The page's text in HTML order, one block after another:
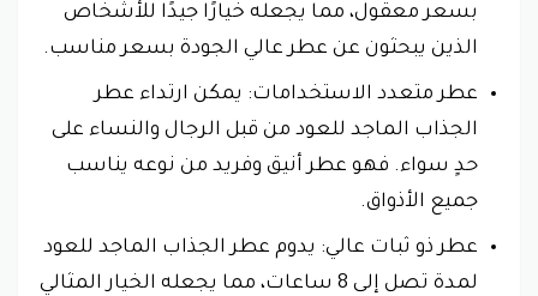
بسعر معقول، مما يجعله خيارًا جيدًا للأشخاص
الذين يبحثون عن عطر عالي الجودة بسعر مناسب.
عطر متعدد الاستخدامات: يمكن ارتداء عطر
الجذاب الماجد للعود من قبل الرجال والنساء على
حدٍ سواء. فهو عطر أنيق وفريد من نوعه يناسب
جميع الأذواق.
عطر ذو ثبات عالي: يدوم عطر الجذاب الماجد للعود
لمدة تصل إلى 8 ساعات، مما يجعله الخيار المثالي